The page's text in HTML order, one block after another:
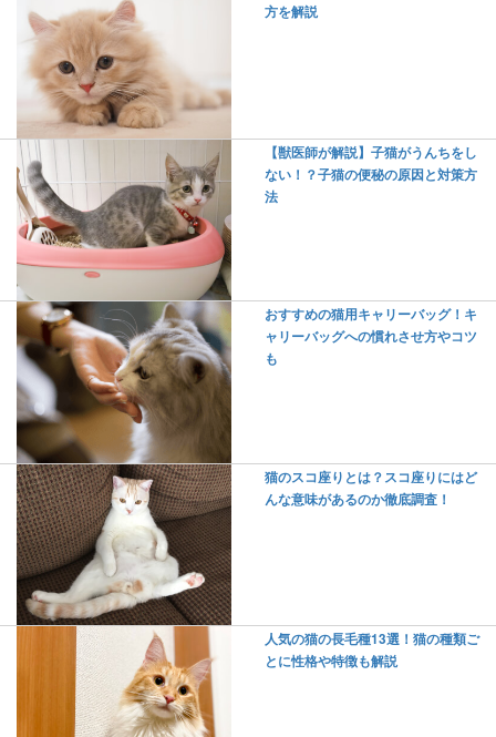
方を解説
【獣医師が解説】子猫がうんちをし
ない！？子猫の便秘の原因と対策方
法
おすすめの猫用キャリーバッグ！キ
ャリーバッグへの慣れさせ方やコツ
も
猫のスコ座りとは？スコ座りにはど
んな意味があるのか徹底調査！
人気の猫の長毛種13選！猫の種類ご
とに性格や特徴も解説